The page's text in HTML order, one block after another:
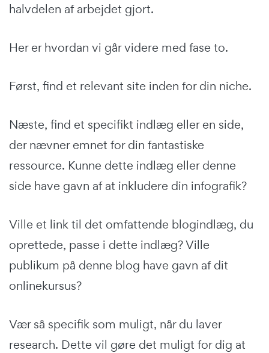
halvdelen af arbejdet gjort.
Her er hvordan vi går videre med fase to.
Først, find et relevant site inden for din niche.
Næste, find et specifikt indlæg eller en side,
der nævner emnet for din fantastiske
ressource. Kunne dette indlæg eller denne
side have gavn af at inkludere din infografik?
Ville et link til det omfattende blogindlæg, du
oprettede, passe i dette indlæg? Ville
publikum på denne blog have gavn af dit
onlinekursus?
Vær så specifik som muligt, når du laver
research. Dette vil gøre det muligt for dig at